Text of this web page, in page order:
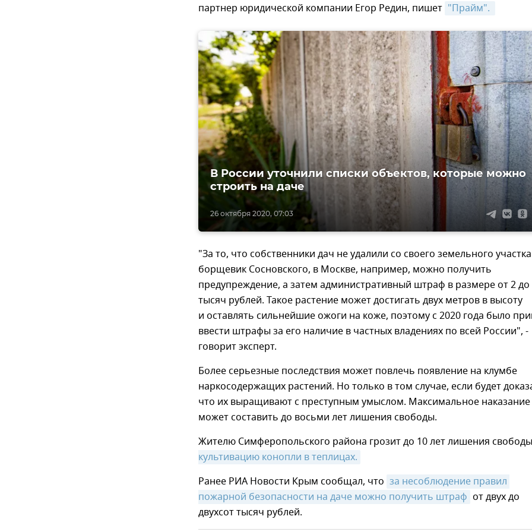
партнер юридической компании Егор Редин, пишет "Прайм".
26 октября 2020, 07:03
В России уточнили списки объектов, которые можно
строить на даче
"За то, что собственники дач не удалили со своего земельного участка
борщевик Сосновского, в Москве, например, можно получить
предупреждение, а затем административный штраф в размере от 2 до
тысяч рублей. Такое растение может достигать двух метров в высоту
и оставлять сильнейшие ожоги на коже, поэтому с 2020 года было
ввести штрафы за его наличие в частных владениях по всей России", -
говорит эксперт.
Более серьезные последствия может повлечь появление на клумбе
наркосодержащих растений. Но только в том случае, если будет
что их выращивают с преступным умыслом. Максимальное наказание
может составить до восьми лет лишения свободы.
Жителю Симферопольского района грозит до 10 лет лишения свободы
культивацию конопли в теплицах.
Ранее РИА Новости Крым сообщал, что за несоблюдение правил
пожарной безопасности на даче можно получить штраф от двух до
двухсот тысяч рублей.